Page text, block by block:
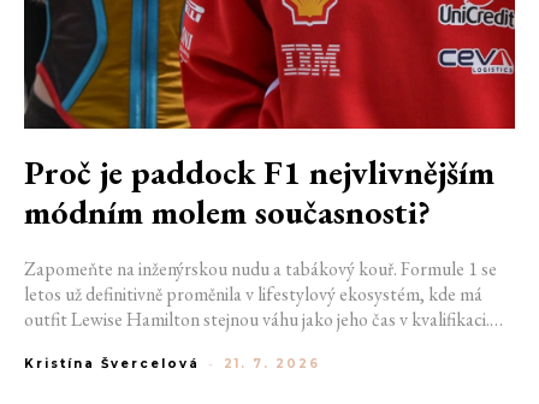
Proč je paddock F1 nejvlivnějším
módním molem současnosti?
Zapomeňte na inženýrskou nudu a tabákový kouř. Formule 1 se
letos už definitivně proměnila v lifestylový ekosystém, kde má
outfit Lewise Hamilton stejnou váhu jako jeho čas v kvalifikaci.
nové generace influencerů a fenoménu manželek a partnerek
Kristína Švercelová - 21. 7. 2026